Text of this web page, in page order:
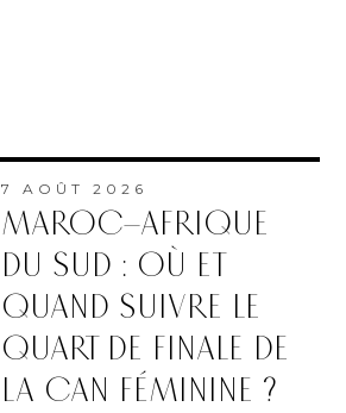
7 AOÛT 2026
MAROC–AFRIQUE
DU SUD : OÙ ET
QUAND SUIVRE LE
QUART DE FINALE DE
LA CAN FÉMININE ?